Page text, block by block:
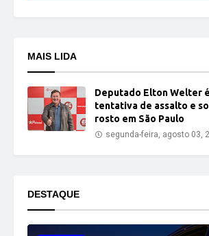
MAIS LIDA
Deputado Elton Welter
tentativa de assalto e
rosto em São Paulo
segunda-feira, agosto 03,
DESTAQUE